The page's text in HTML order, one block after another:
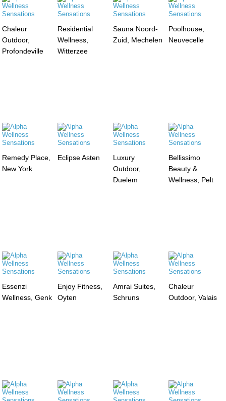
Chaleur
Outdoor,
Profondeville
Residential
Wellness,
Witterzee
Sauna Noord-
Zuid, Mechelen
Poolhouse,
Neuvecelle
Remedy Place,
New York
Eclipse Asten
Luxury
Outdoor,
Duelem
Bellissimo
Beauty &
Wellness, Pelt
Essenzi
Wellness, Genk
Enjoy Fitness,
Oyten
Amrai Suites,
Schruns
Chaleur
Outdoor, Valais